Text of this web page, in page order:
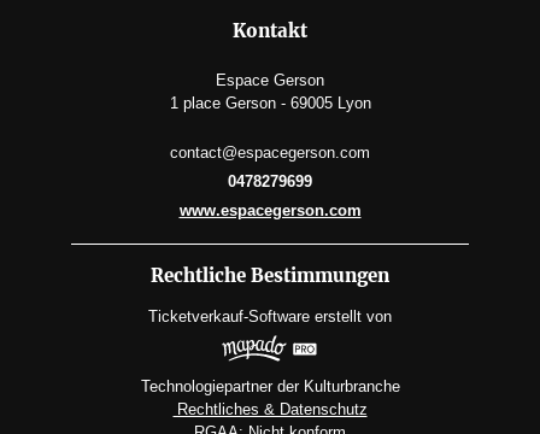
Kontakt
Espace Gerson
1 place Gerson - 69005 Lyon
contact@espacegerson.com
0478279699
www.espacegerson.com
Rechtliche Bestimmungen
Ticketverkauf-Software erstellt von
Technologiepartner der Kulturbranche
Rechtliches & Datenschutz